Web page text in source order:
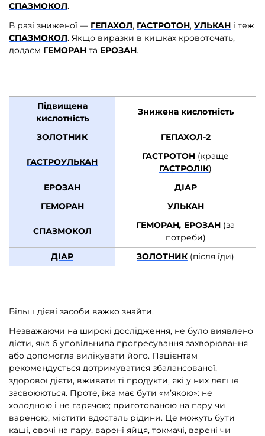
СПАЗМОКОЛ.
В разі зниженої — ГЕПАХОЛ, ГАСТРОТОН, УЛЬКАН і теж
СПАЗМОКОЛ. Якщо виразки в кишках кровоточать,
додаєм ГЕМОРАН та ЕРОЗАН.
Підвищена
кислотність
Знижена кислотність
ЗОЛОТНИК ГЕПАХОЛ-2
ГАСТРОУЛЬКАН
ГАСТРОТОН (краще
ГАСТРОЛІК)
ЕРОЗАН
ДІАР
ГЕМОРАН
УЛЬКАН
СПАЗМОКОЛ
ГЕМОРАН, ЕРОЗАН (за
потреби)
ДІАР
ЗОЛОТНИК (після їди)
Більш дієві засоби важко знайти.
Незважаючи на широкі дослідження, не було виявлено
дієти, яка б уповільнила прогресування захворювання
або допомогла вилікувати його. Пацієнтам
рекомендується дотримуватися збалансованої,
здорової дієти, вживати ті продукти, які у них легше
засвоюються. Проте, їжа має бути «м’якою»: не
холодною і не гарячою; приготованою на пару чи
вареною; містити вдосталь рідини. Це можуть бути
каші, овочі на пару, варені яйця, токмачі, варені чи